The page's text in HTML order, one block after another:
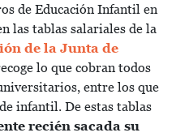
de Educación Infantil en
las tablas salariales de la
de la Junta de
lo que cobran todos
entre los que
infantil. De estas tablas
recién sacada su